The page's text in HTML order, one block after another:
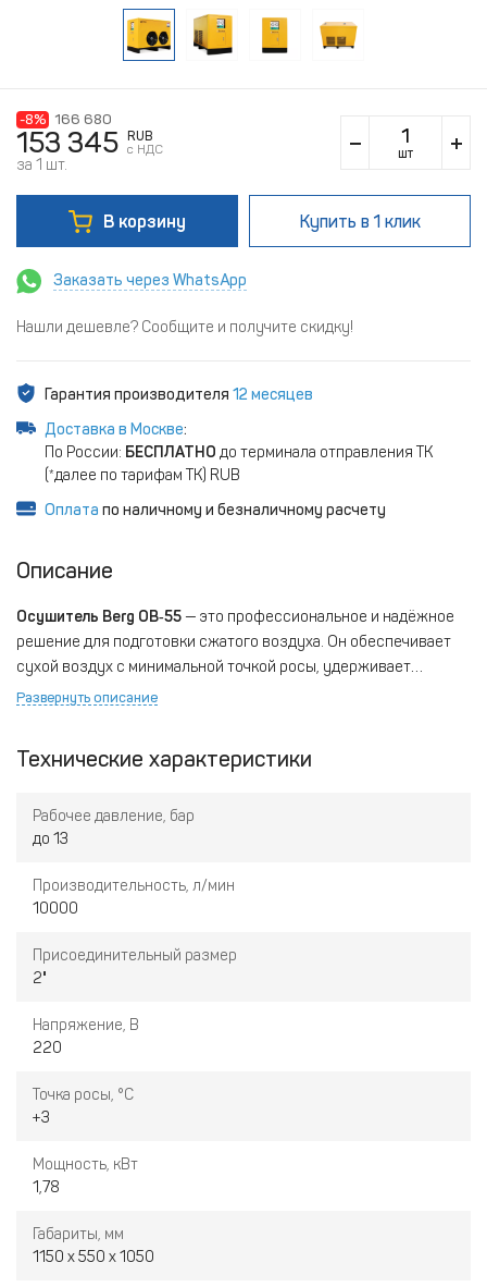
-8% 166 680
153 345
RUB
c НДС
за 1 шт.
шт
В корзину Купить в 1 клик
Заказать через WhatsApp
Нашли дешевле? Сообщите и получите скидку!
Гарантия производителя 12 месяцев
Доставка в Москве:
По России: БЕСПЛАТНО до терминала отправления ТК
(*далее по тарифам ТК) RUB
Оплата по наличному и безналичному расчету
Описание
Осушитель Berg ОВ‑55 — это профессиональное и надёжное
решение для подготовки сжатого воздуха. Он обеспечивает
сухой воздух с минимальной точкой росы, удерживает
давление до 13–16 бар, а его высокая производительность и
Развернуть описание
Технические характеристики
Рабочее давление, бар
до 13
Производительность, л/мин
10000
Присоединительный размер
2"
Напряжение, В
220
Точка росы, °С
+3
Мощность, кВт
1,78
Габариты, мм
1150 х 550 х 1050